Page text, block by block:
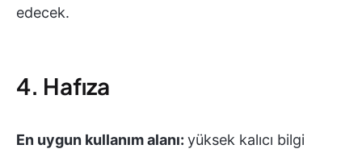
edecek.
4. Hafıza
En uygun kullanım alanı: yüksek kalıcı bilgi